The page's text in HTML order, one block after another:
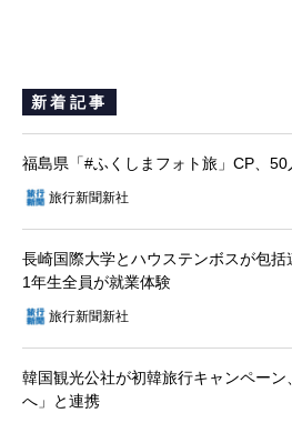
新着記事
福島県「#ふくしまフォト旅」CP、50
旅行新聞新社
長崎国際大学とハウステンボスが包
1年生全員が就業体験
旅行新聞新社
韓国観光公社が初韓旅行キャンペーン
へ」と連携